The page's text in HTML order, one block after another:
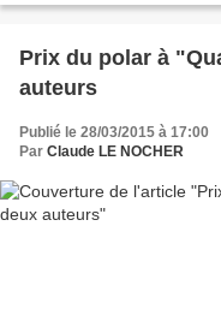
Prix du polar à
auteurs
Publié le 28/03/2015 à 17:00
Par Claude LE NOCHER